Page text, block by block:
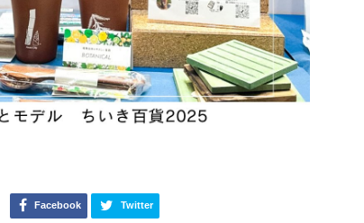
Facebook Twitter